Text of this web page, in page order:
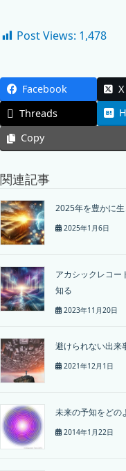
Post Views: 1,478
Facebook X
Threads
Copy
関連記事
2025年を豊かに
2025年1月6日
アカシックレコー
知る
2023年11月20日
避けられない出来
2021年12月1日
未来の予知をどの
2014年1月22日